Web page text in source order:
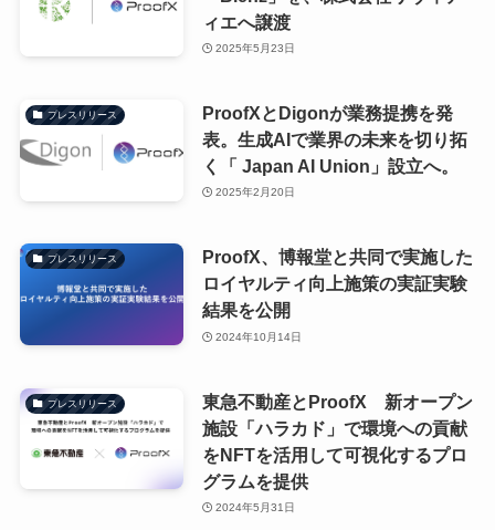
ィエへ譲渡
2025年5月23日
プレスリリース
ProofXとDigonが業務提携を発
表。生成AIで業界の未来を切り拓
く「 Japan AI Union」設立へ。
2025年2月20日
プレスリリース
ProofX、博報堂と共同で実施した
ロイヤルティ向上施策の実証実験
結果を公開
2024年10月14日
プレスリリース
東急不動産とProofX 新オープン
施設「ハラカド」で環境への貢献
をNFTを活用して可視化するプロ
グラムを提供
2024年5月31日